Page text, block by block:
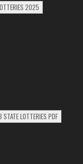
2025
STATE LOTTERIES PDF